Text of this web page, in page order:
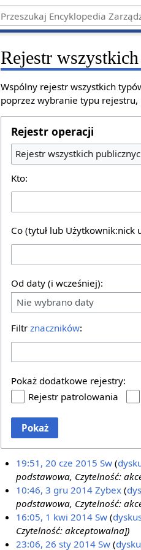
Rejestr
Wspólny rejestr wszystkich
poprzez wybranie typu
Rejestr operacji
Rejestr wszystkich
Kto:
Co (tytuł lub Użytkownik:nick
Od daty (i wcześniej):
Nie wybrano daty
Filtrznaczników:
Pokaż dodatkowe rejestry:
Rejestr patrolowania
Pokaż
19:51, 20 cze 2015 Sw
podstawowa, Czytelność:
10:46, 3 gru 2014 Zybex
podstawowa, Czytelność:
16:05, 1 kwi 2014 Sw
Czytelność: akceptowalna])
23:06, 26 sty 2014 Sw